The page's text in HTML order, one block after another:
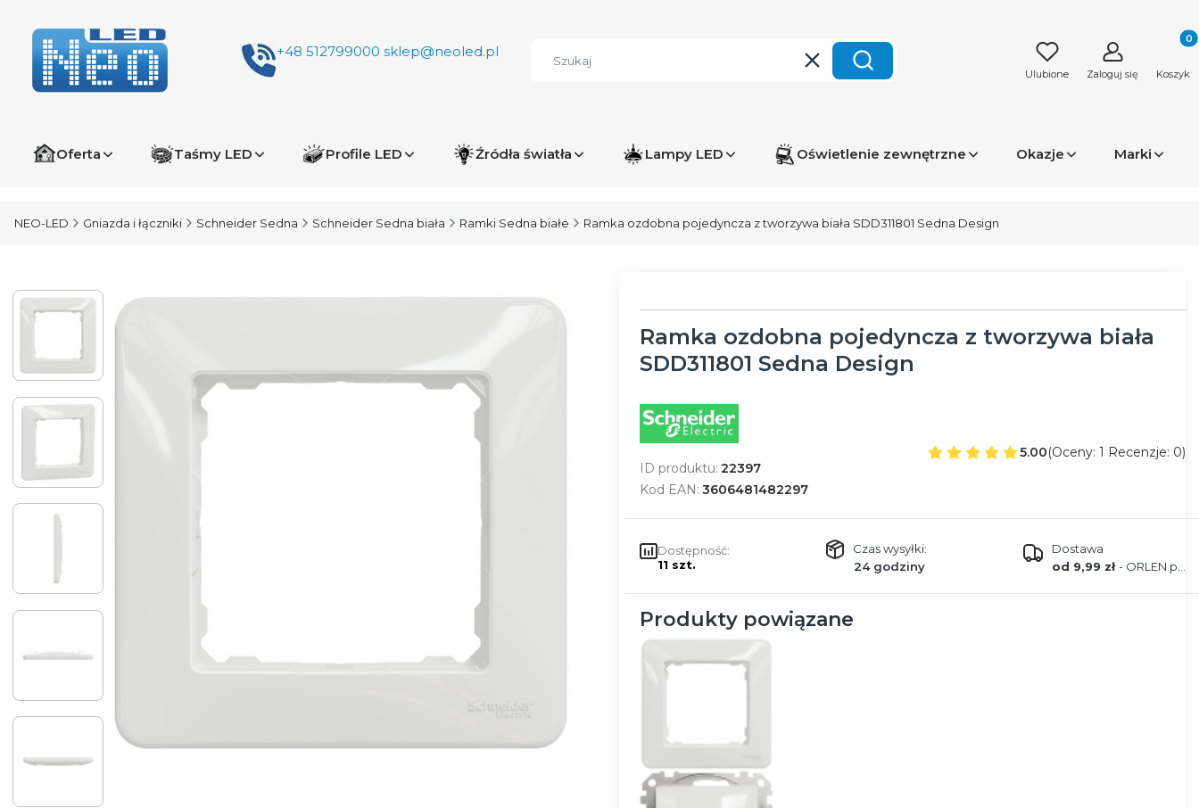
+48 512799000 sklep@neoled.pl
WyczyśćSzukaj Ulubione Zaloguj się Koszyk
Oferta Taśmy LED Profile LED Źródła światła Lampy LED Oświetlenie zewnętrzne Okazje Marki
NEO-LED Gniazda i łączniki Schneider Sedna Schneider Sedna biała Ramki Sedna białe Ramka ozdobna pojedyncza z tworzywa biała SDD311801 Sedna Design
Ramka ozdobna pojedyncza z tworzywa biała
SDD311801 Sedna Design
ID produktu: 22397
Kod EAN: 3606481482297
5.00(Oceny: 1 Recenzje: 0)
Dostępność:
11 szt.
Czas wysyłki:
24 godziny
Dostawa
od 9,99 zł- ORLEN paczka
Produkty powiązane